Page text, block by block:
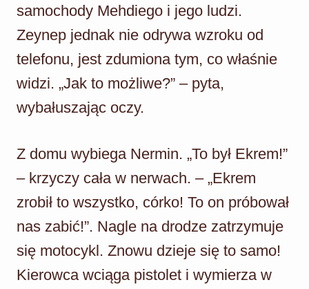
samochody Mehdiego i jego ludzi.
Zeynep jednak nie odrywa wzroku od
telefonu, jest zdumiona tym, co właśnie
widzi. „Jak to możliwe?” – pyta,
wybałuszając oczy.
Z domu wybiega Nermin. „To był Ekrem!”
– krzyczy cała w nerwach. – „Ekrem
zrobił to wszystko, córko! To on próbował
nas zabić!”. Nagle na drodze zatrzymuje
się motocykl. Znowu dzieje się to samo!
Kierowca wciąga pistolet i wymierza w